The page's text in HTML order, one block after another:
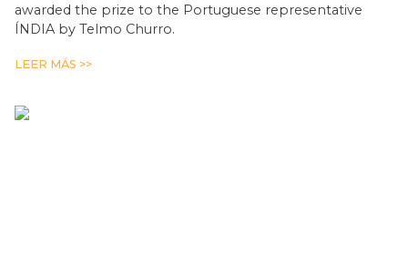
awarded the prize to the Portuguese representative
ÍNDIA by Telmo Churro.
LEER MÁS >>